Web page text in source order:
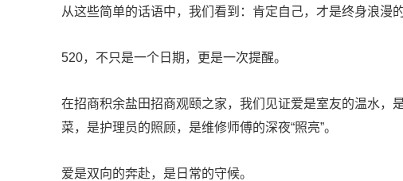
从这些简单的话语中，我们看到：肯定自己，才是终身浪漫的
520，不只是一个日期，更是一次提醒。
在招商积余盐田招商观颐之家，我们见证爱是室友的温水，
菜，是护理员的照顾，是维修师傅的深夜“照亮”。
爱是双向的奔赴，是日常的守候。